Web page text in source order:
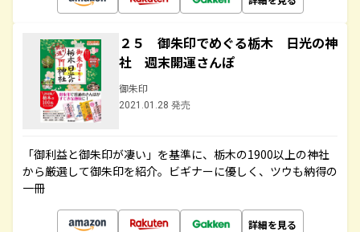
２５ 御朱印でめぐる栃木 日光の神
社 週末開運さんぽ
御朱印
2021.01.28 発売
「御利益と御朱印が凄い」を基準に、栃木の1900以上の神社
から厳選して御朱印を紹介。ビギナーに優しく、ツウも納得の
一冊
詳細を見る